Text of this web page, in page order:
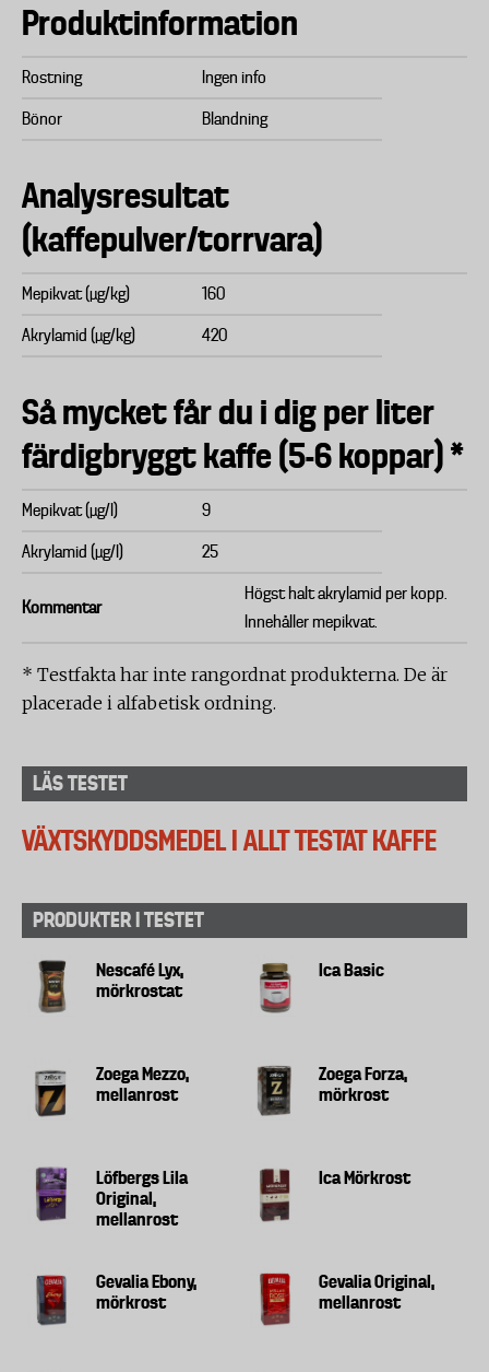
Produktinformation
Rostning Ingen info
Bönor Blandning
Analysresultat
(kaffepulver/torrvara)
Mepikvat (µg/kg) 160
Akrylamid (µg/kg) 420
Så mycket får du i dig per liter
färdigbryggt kaffe (5-6 koppar) *
Mepikvat (µg/l) 9
Akrylamid (µg/l) 25
Kommentar
Högst halt akrylamid per kopp.
Innehåller mepikvat.
* Testfakta har inte rangordnat produkterna. De är
placerade i alfabetisk ordning.
LÄS TESTET
VÄXTSKYDDSMEDEL I ALLT TESTAT KAFFE
PRODUKTER I TESTET
Nescafé Lyx,
mörkrostat
Ica Basic
Zoega Mezzo,
mellanrost
Zoega Forza,
mörkrost
Löfbergs Lila
Original,
mellanrost
Ica Mörkrost
Gevalia Ebony,
mörkrost
Gevalia Original,
mellanrost